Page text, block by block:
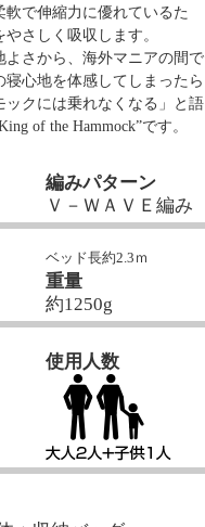
軟で伸縮力に優れているた
さしく吸収します。
よさから、海外マニアの間で
寝心地を体感してしまったら
ックには乗れなくなる」と語
of the Hammock”です。
編みパターン
Ｖ－ＷＡＶＥ編み
ベッド長約2.3ｍ
重量
約1250g
使用人数